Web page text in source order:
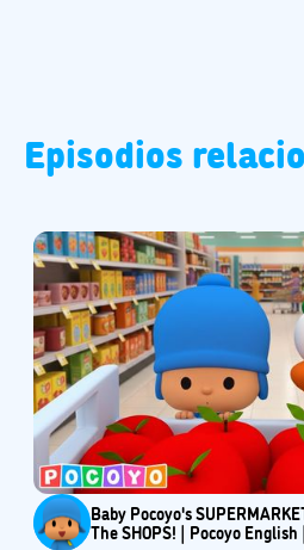
Episodios
Baby Pocoyo's
The SHOPS! | Pocoyo